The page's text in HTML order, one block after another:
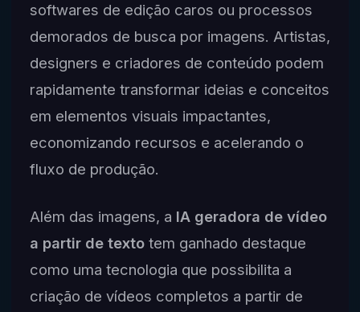
softwares de edição caros ou processos
demorados de busca por imagens. Artistas,
designers e criadores de conteúdo podem
rapidamente transformar ideias e conceitos
em elementos visuais impactantes,
economizando recursos e acelerando o
fluxo de produção.
Além das imagens, a IA geradora de vídeo
a partir de textotem ganhado destaque
como uma tecnologia que possibilita a
criação de vídeos completos a partir de